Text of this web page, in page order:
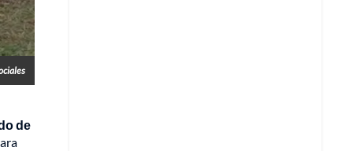
de